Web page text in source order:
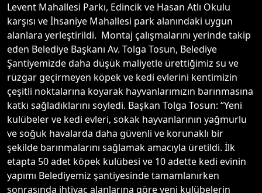
Levent Mahallesi Parkı, Edincik ve Hasan Atlı Okulu
karşısı ve İhsaniye Mahallesi park alanındaki uygun
alanlara yerleştirildi. Montaj çalışmalarını yerinde takip
eden Belediye Başkanı Av. Tolga Tosun, Belediye
Şantiyemizde daha düşük maliyetle ürettiğimiz su ve
rüzgar geçirmeyen köpek ve kedi evlerini kentimizin
çeşitli noktalarına koyarak hayvanlarımızın barınmasına
katkı sağladıklarını söyledi. Başkan Tolga Tosun: “Yeni
kulübeler ve kedi evleri, sokak hayvanlarının yağmurlu
ve soğuk havalarda daha güvenli ve korunaklı bir
şekilde barınmalarını sağlamak amacıyla üretildi. İlk
etapta 50 adet köpek kulübesi ve 10 adette kedi evinin
yapımı Belediyemiz şantiyesinde tamamlanırken
sonrasında ihtiyaç alanlarına göre yeni kulübelerin